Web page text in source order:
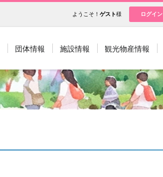
ログイン
ようこそ！ ゲスト様
団体情報 施設情報 観光物産情報